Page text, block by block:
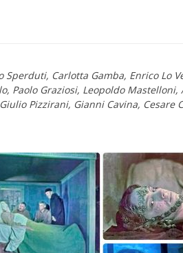
Carlotta Gamba, Enrico Lo
Paolo Graziosi, Leopoldo Mastelloni,
Pizzirani, Gianni Cavina, Cesare